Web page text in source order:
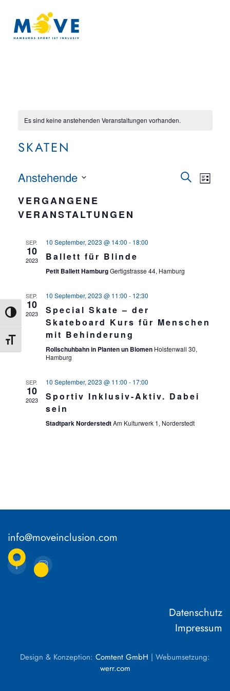
Umschalten auf hohe Kontraste
Schrift vergrößern
Zum Hauptinhalt springen
Es sind keine anstehenden Veranstaltungen vorhanden.
SKATEN
SucheListe
Anstehende
wählen.
VERGANGENE
VERANSTALTUNGEN
SEP.
10
2023
10 September, 2023 @ 14:00 - 18:00
Ballett für Blinde
Petit Ballett HamburgGertigstrasse 44, Hamburg
SEP.
10
2023
10 September, 2023 @ 11:00 - 12:30
Special Skate – der
Skateboard Kurs für Menschen
mit Behinderung
Rollschuhbahn in Planten un Blomen Holstenwall 30,
Hamburg
SEP.
10
2023
10 September, 2023 @ 11:00 - 17:00
Sportiv Inklusiv-Aktiv. Dabei
sein
Stadtpark NorderstedtAm Kulturwerk 1, Norderstedt
info@moveinclusion.com
Datenschutz
Impressum
Design & Konzeption: Comtent GmbH | Webumsetzung:
werr.com